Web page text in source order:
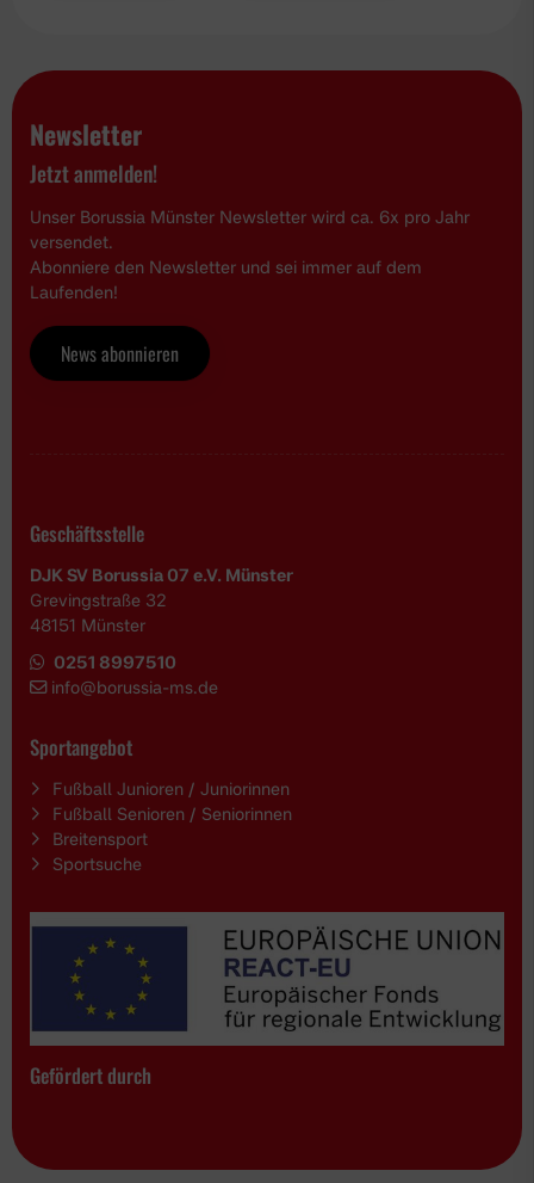
Newsletter
Jetzt anmelden!
Unser Borussia Münster Newsletter wird ca. 6x pro Jahr
versendet.
Abonniere den Newsletter und sei immer auf dem
Laufenden!
News abonnieren
Geschäftsstelle
DJK SV Borussia 07 e.V. Münster
Grevingstraße 32
48151 Münster
0251 8997510
info@borussia-ms.de
Sportangebot
Fußball Junioren / Juniorinnen
Fußball Senioren / Seniorinnen
Breitensport
Sportsuche
Gefördert durch